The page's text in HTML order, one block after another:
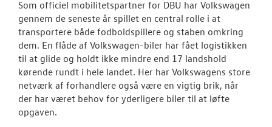
JOB OG
Som officiel mobilitetspartner for DBU har Volkswagen
gennem de seneste år spillet en central rolle i at
transportere både fodboldspillere og staben omkring
dem. En flåde af Volkswagen-biler har fået logistikken
til at glide og holdt ikke mindre end 17 landshold
kørende rundt i hele landet. Her har Volkswagens store
netværk af forhandlere også være en vigtig brik, når
der har været behov for yderligere biler til at løfte
opgaven.